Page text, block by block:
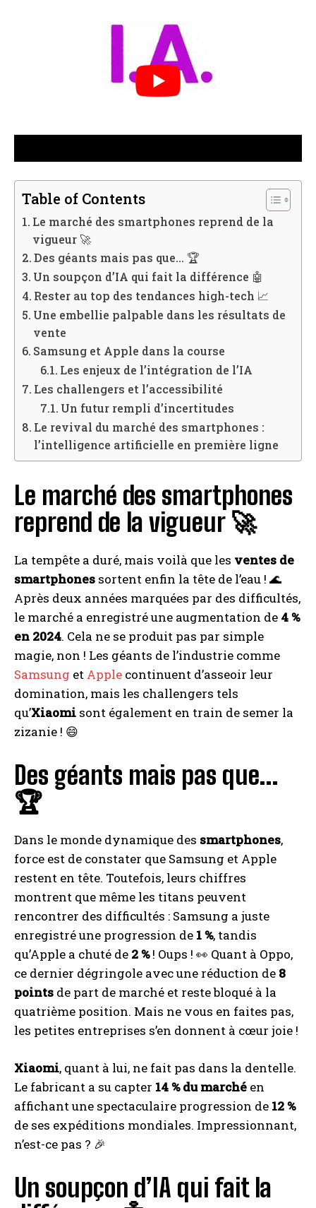
Table of Contents
Le marché des smartphones reprend de la
vigueur 🚀
Des géants mais pas que… 🏆
Un soupçon d’IA qui fait la différence 🤖
Rester au top des tendances high-tech 📈
Une embellie palpable dans les résultats de
vente
Samsung et Apple dans la course
Les enjeux de l’intégration de l’IA
Les challengers et l’accessibilité
Un futur rempli d’incertitudes
Le revival du marché des smartphones :
l’intelligence artificielle en première ligne
Le marché des smartphones
reprend de la vigueur 🚀
La tempête a duré, mais voilà que les ventes de
smartphones sortent enfin la tête de l’eau ! 🌊
Après deux années marquées par des difficultés,
le marché a enregistré une augmentation de 4 %
en 2024. Cela ne se produit pas par simple
magie, non ! Les géants de l’industrie comme
Samsung et Apple continuent d’asseoir leur
domination, mais les challengers tels
qu’Xiaomi sont également en train de semer la
zizanie ! 😄
Des géants mais pas que…
🏆
Dans le monde dynamique des smartphones,
force est de constater que Samsung et Apple
restent en tête. Toutefois, leurs chiffres
montrent que même les titans peuvent
rencontrer des difficultés : Samsung a juste
enregistré une progression de 1 %, tandis
qu’Apple a chuté de 2 %! Oups ! 👀 Quant à Oppo,
ce dernier dégringole avec une réduction de 8
points de part de marché et reste bloqué à la
quatrième position. Mais ne vous en faites pas,
les petites entreprises s’en donnent à cœur joie !
Xiaomi, quant à lui, ne fait pas dans la dentelle.
Le fabricant a su capter 14 % du marché en
affichant une spectaculaire progression de 12 %
de ses expéditions mondiales. Impressionnant,
n’est-ce pas ? 🎉
Un soupçon d’IA qui fait la